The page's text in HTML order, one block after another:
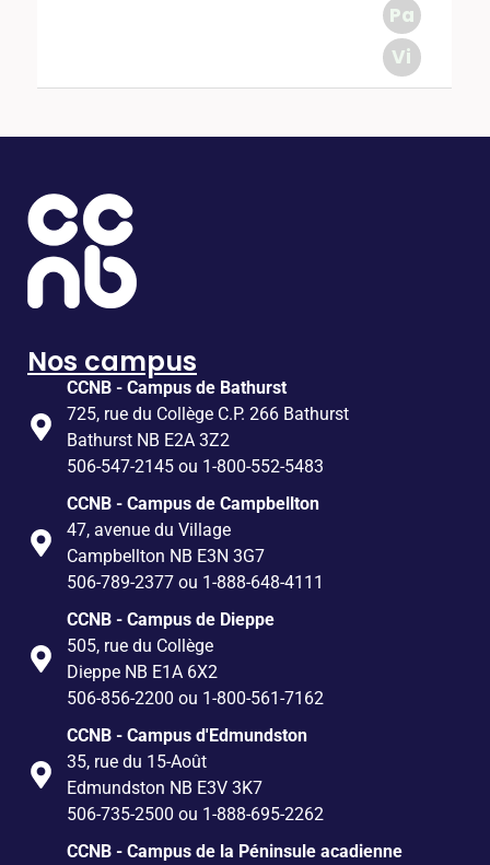
Pa
Vi
Nos campus
CCNB - Campus de Bathurst
725, rue du Collège C.P. 266 Bathurst
Bathurst NB E2A 3Z2
506-547-2145 ou 1-800-552-5483
CCNB - Campus de Campbellton
47, avenue du Village
Campbellton NB E3N 3G7
506-789-2377 ou 1-888-648-4111
CCNB - Campus de Dieppe
505, rue du Collège
Dieppe NB E1A 6X2
506-856-2200 ou 1-800-561-7162
CCNB - Campus d'Edmundston
35, rue du 15-Août
Edmundston NB E3V 3K7
506-735-2500 ou 1-888-695-2262
CCNB - Campus de la Péninsule acadienne